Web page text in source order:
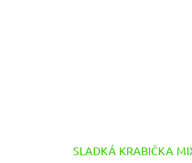
SLADKÁ KRABIČKA